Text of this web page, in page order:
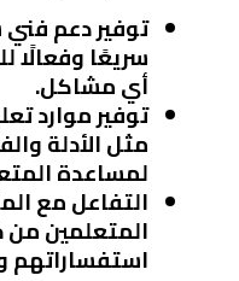
توفير دعم
سريعًا وفعالًا
أي مشاكل.
توفير موارد
مثل الأدلة
لمساعدة
التفاعل مع
المتعلمين من
استفساراتهم